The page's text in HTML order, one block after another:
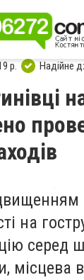
р. Надійне
на
серед
місцева